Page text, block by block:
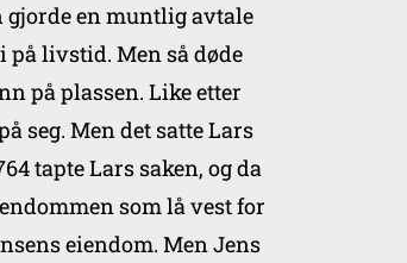
gjorde en muntlig avtale
på livstid. Men så døde
på plassen. Like etter
seg. Men det satte Lars
tapte Lars saken, og da
som lå vest for
eiendom. Men Jens